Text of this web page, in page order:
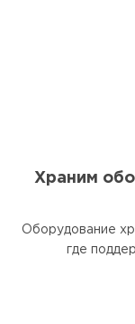
Храним
Оборудование
где